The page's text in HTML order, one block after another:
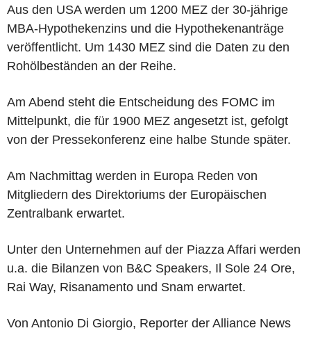
Aus den USA werden um 1200 MEZ der 30-jährige
MBA-Hypothekenzins und die Hypothekenanträge
veröffentlicht. Um 1430 MEZ sind die Daten zu den
Rohölbeständen an der Reihe.
Am Abend steht die Entscheidung des FOMC im
Mittelpunkt, die für 1900 MEZ angesetzt ist, gefolgt
von der Pressekonferenz eine halbe Stunde später.
Am Nachmittag werden in Europa Reden von
Mitgliedern des Direktoriums der Europäischen
Zentralbank erwartet.
Unter den Unternehmen auf der Piazza Affari werden
u.a. die Bilanzen von B&C Speakers, Il Sole 24 Ore,
Rai Way, Risanamento und Snam erwartet.
Von Antonio Di Giorgio, Reporter der Alliance News